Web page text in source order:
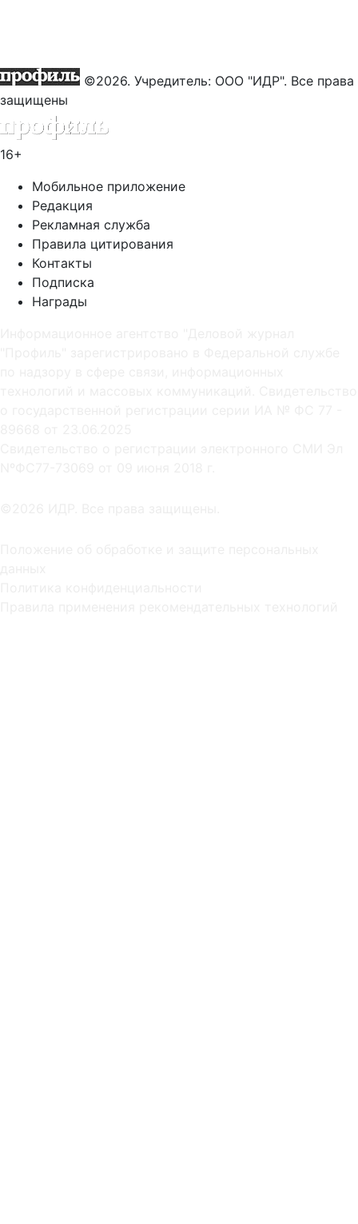
©2026. Учредитель: ООО "ИДР". Все права
защищены
16+
Мобильное приложение
Редакция
Рекламная служба
Правила цитирования
Контакты
Подписка
Награды